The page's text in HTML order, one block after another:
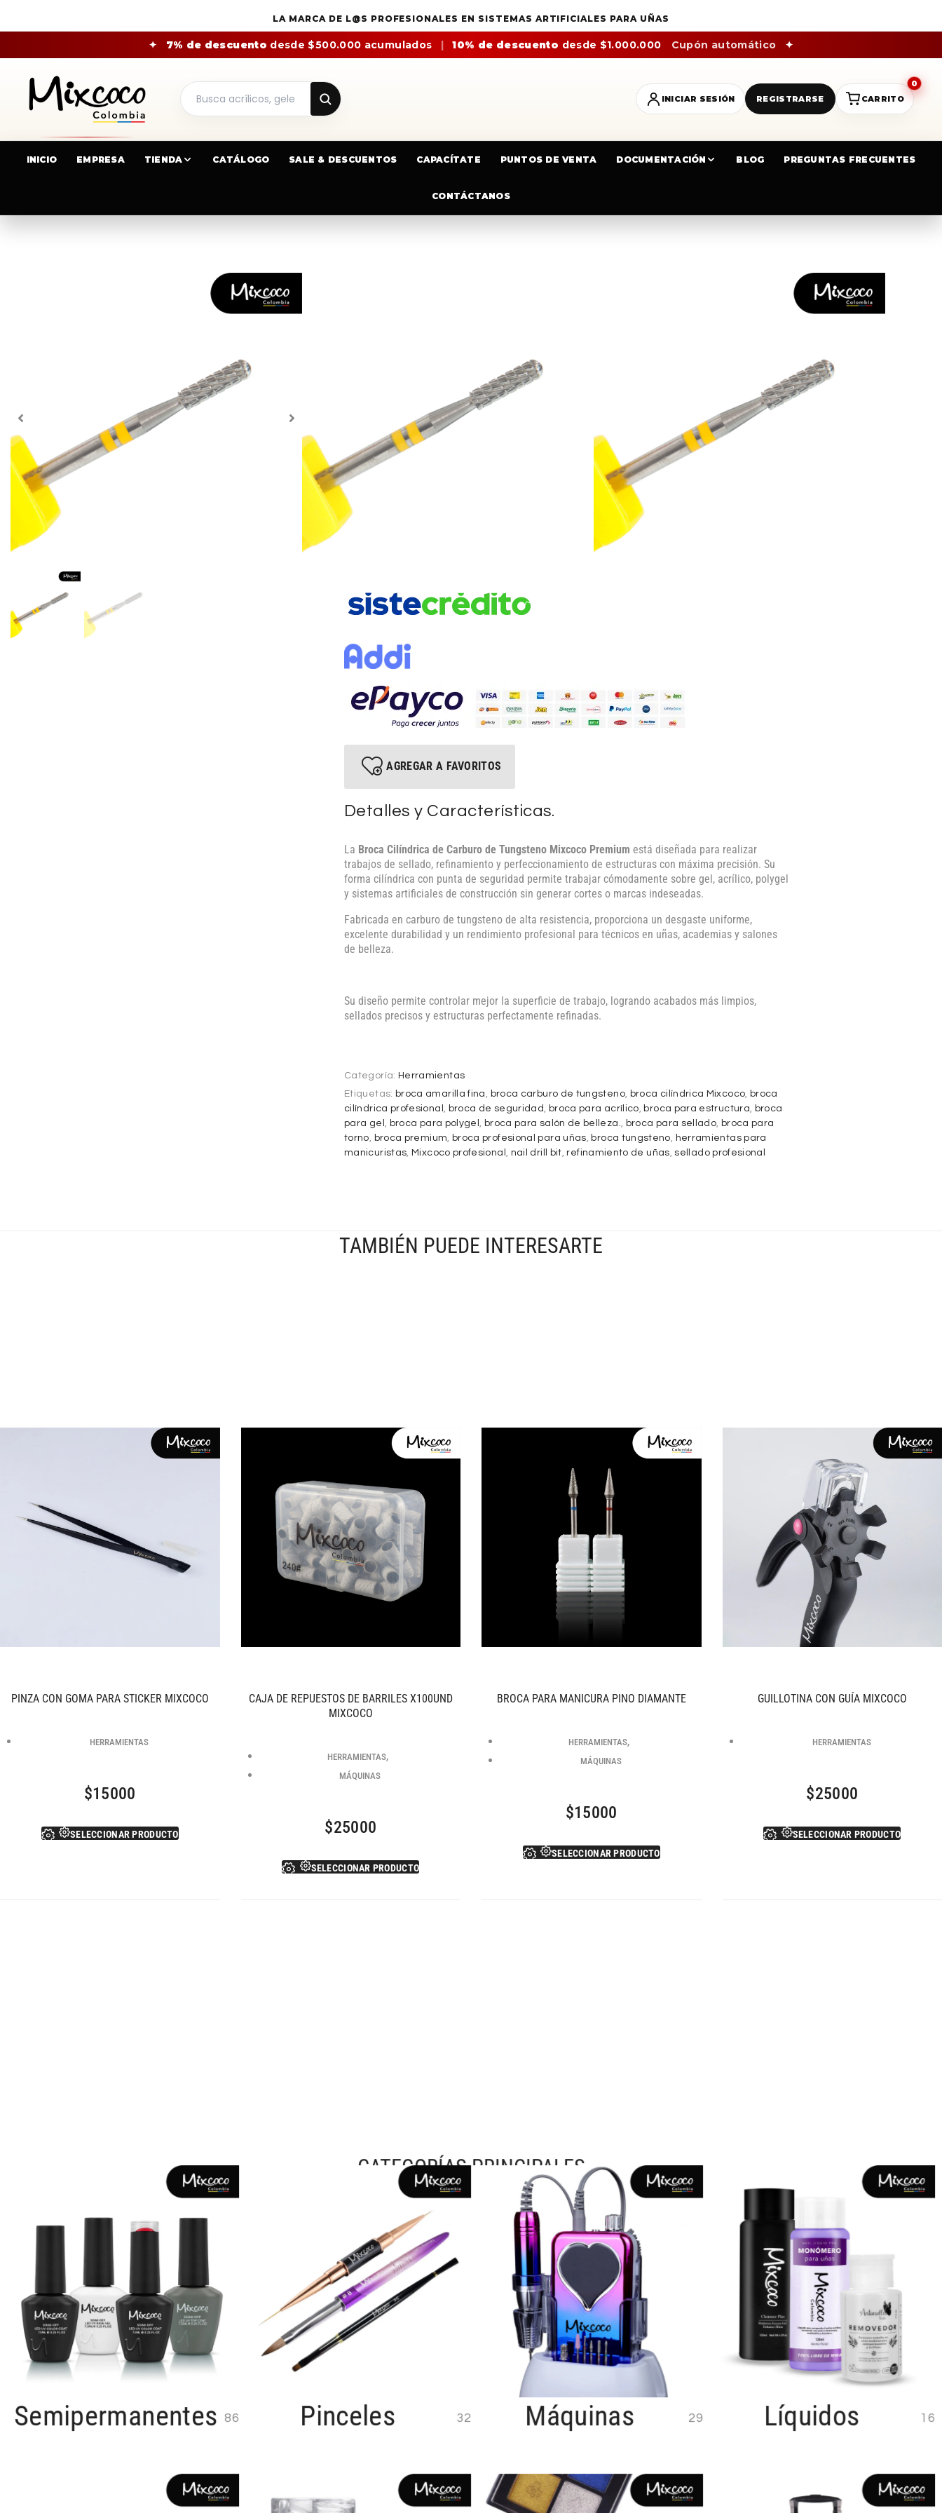
LA MARCA DE L@S PROFESIONALES EN SISTEMAS ARTIFICIALES PARA UÑAS
✦ 7% de descuento desde $500.000 acumulados | 10% de descuento desde $1.000.000 Cupón automático ✦
INICIAR SESIÓN REGISTRARSE
0
CARRITO
INICIO EMPRESA TIENDA CATÁLOGO SALE & DESCUENTOS CAPACÍTATE PUNTOS DE VENTA DOCUMENTACIÓN BLOG PREGUNTAS FRECUENTES
CONTÁCTANOS
Selecciona una referencia y agrégala al carrito
Mixcoco / Pregunta aquí sobre este producto
¿Necesitas ayuda? Contáctenos aquí a través de WhatsApp
AGREGAR A FAVORITOS
Detalles y Características.
La Broca Cilíndrica de Carburo de Tungsteno Mixcoco Premium está diseñada para realizar
trabajos de sellado, refinamiento y perfeccionamiento de estructuras con máxima precisión. Su
forma cilíndrica con punta de seguridad permite trabajar cómodamente sobre gel, acrílico, polygel
y sistemas artificiales de construcción sin generar cortes o marcas indeseadas.
Fabricada en carburo de tungsteno de alta resistencia, proporciona un desgaste uniforme,
excelente durabilidad y un rendimiento profesional para técnicos en uñas, academias y salones
de belleza.
Su diseño permite controlar mejor la superficie de trabajo, logrando acabados más limpios,
sellados precisos y estructuras perfectamente refinadas.
Categoría: Herramientas
Etiquetas: broca amarilla fina , broca carburo de tungsteno, broca cilíndrica Mixcoco, broca
cilíndrica profesional , broca de seguridad , broca para acrílico, broca para estructura, broca
para gel , broca para polygel , broca para salón de belleza., broca para sellado, broca para
torno, broca premium, broca profesional para uñas, broca tungsteno, herramientas para
manicuristas,Mixcoco profesional , nail drill bit,refinamiento de uñas, sellado profesional
TAMBIÉN PUEDE INTERESARTE
PINZA CON GOMA PARA STICKER MIXCOCO
HERRAMIENTAS
$15000
SELECCIONAR PRODUCTO
CAJA DE REPUESTOS DE BARRILES X100UND
MIXCOCO
HERRAMIENTAS,
MÁQUINAS
$25000
SELECCIONAR PRODUCTO
BROCA PARA MANICURA PINO DIAMANTE
HERRAMIENTAS,
MÁQUINAS
$15000
SELECCIONAR PRODUCTO
GUILLOTINA CON GUÍA MIXCOCO
HERRAMIENTAS
$25000
SELECCIONAR PRODUCTO
CATEGORÍAS PRINCIPALES
Semipermanentes 86 Pinceles 32 Máquinas 29 Líquidos 16